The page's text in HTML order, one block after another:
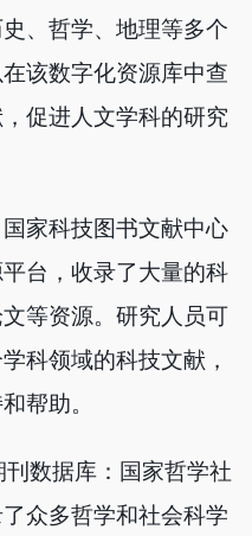
、哲学、地理等多个
该数字化资源库中查
促进人文学科的研究
家科技图书文献中心
台，收录了大量的科
等资源。研究人员可
科领域的科技文献，
帮助。
数据库：国家哲学社
众多哲学和社会科学